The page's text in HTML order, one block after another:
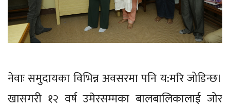
नेवाः समुदायका विभिन्न अवसरमा पनि य:मरि जोडिन्छ।
खासगरी १२ वर्ष उमेरसम्मका बालबालिकालाई जोर